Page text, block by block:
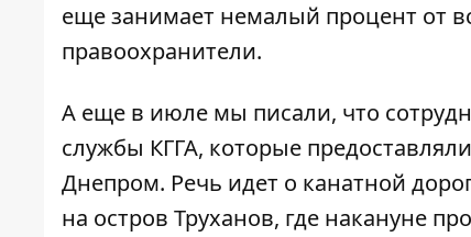
еще занимает немалый процент от
правоохранители.
А еще в июле мы писали, что
службы КГГА, которые предоставляли
Днепром. Речь идет о канатной
на остров Труханов, где накануне